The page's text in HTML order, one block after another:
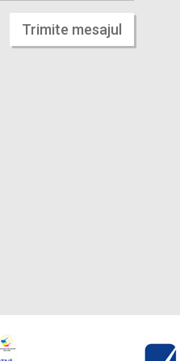
Trimite mesajul